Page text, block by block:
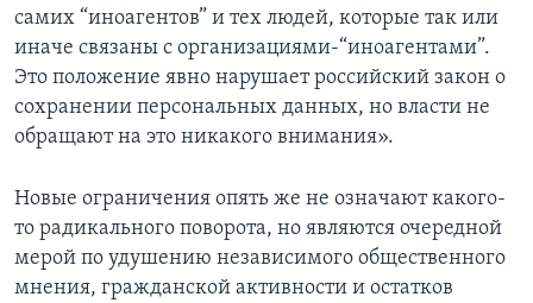
самих “иноагентов” и тех людей, которые так или
иначе связаны с организациями-“иноагентами”.
Это положение явно нарушает российский закон о
сохранении персональных данных, но власти не
обращают на это никакого внимания».
Новые ограничения опять же не означают какого-
то радикального поворота, но являются очередной
мерой по удушению независимого общественного
мнения, гражданской активности и остатков